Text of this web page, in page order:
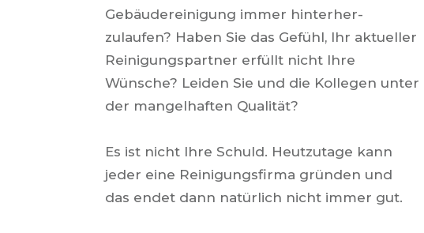
Gebäudereinigung immer hinterher-
zulaufen? Haben Sie das Gefühl, Ihr aktueller
Reinigungspartner erfüllt nicht Ihre
Wünsche? Leiden Sie und die Kollegen unter
der mangelhaften Qualität?
Es ist nicht Ihre Schuld. Heutzutage kann
jeder eine Reinigungsfirma gründen und
das endet dann natürlich nicht immer gut.